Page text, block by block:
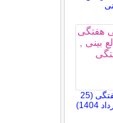
طالع بینی هفتگی (25